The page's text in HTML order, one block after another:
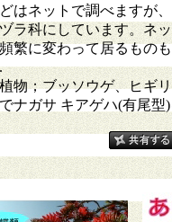
はネットで調べますが
ラ科にしています。ネ
繁に変わって居るもの
；ブッソウゲ、ヒギ
ナガサ キアゲハ(有尾